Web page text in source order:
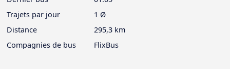
Trajets par jour
1 Ø
Distance
295,3 km
Compagnies de bus
FlixBus